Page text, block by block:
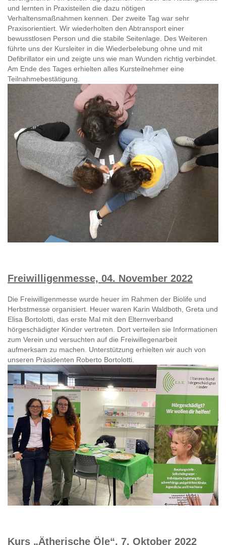
und lernten in Praxisteilen die dazu nötigen
Verhaltensmaßnahmen kennen. Der zweite Tag war sehr
Praxisorientiert. Wir wiederholten den Abtransport einer
bewusstlosen Person und die stabile Seitenlage. Des Weiteren
führte uns der Kursleiter in die Wiederbelebung ohne und mit
Defibrillator ein und zeigte uns wie man Wunden richtig verbindet.
Am Ende des Tages erhielten alles Kursteilnehmer eine
Teilnahmebestätigung.
Freiwilligenmesse, 04. November 2022
Die Freiwilligenmesse wurde heuer im Rahmen der Biolife und
Herbstmesse organisiert. Heuer waren Karin Waldboth, Greta und
Elisa Bortolotti, das erste Mal mit den Elternverband
hörgeschädigter Kinder vertreten. Dort verteilen sie Informationen
zum Verein und versuchten auf die Freiwillegenarbeit
aufmerksam zu machen. Unterstützung erhielten wir auch von
unseren Präsidenten Roberto Bortolotti.
Kurs „Ätherische Öle“, 7. Oktober 2022